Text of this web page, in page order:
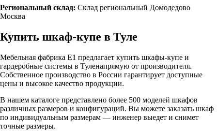
Региональный склад: Склад региональный Домодедово
Москва
Купить шкаф-купе в Туле
Мебельная фабрика Е1 предлагает купить шкафы-купе и
гардеробные системы в Туленапрямую от производителя.
Собственное производство в России гарантирует доступные
цены и высокое качество продукции.
В нашем каталоге представлено более 500 моделей шкафов
различных размеров и конфигураций. Вы можете заказать шкаф
по индивидуальным размерам — инженер выедет и снимет
точные размеры.